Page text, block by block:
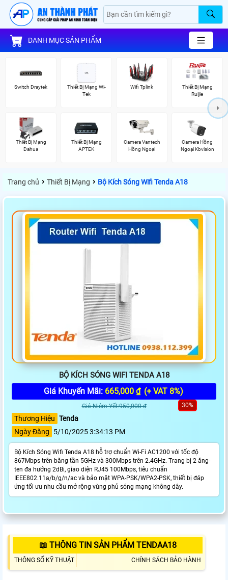
DANH MỤC SẢN PHẨM
Switch Draytek
Thiết Bị Mạng Wi-
Tek
Wifi Tplink
Thiết Bị Mạng
Ruijie
Thiết Bị Mạng
Dahua
Thiết Bị Mạng
APTEK
Camera Vantech
Hồng Ngoại
Camera Hồng
Ngoại Kbvision
Trang chủ › Thiết Bị Mạng › Bộ Kích Sóng Wifi Tenda A18
BỘ KÍCH SÓNG WIFI TENDA A18
Giá Khuyến Mãi: 665,000 ₫ (+ VAT 8%)
Giá Niêm Yết:950,000 ₫ 30%
Thương Hiệu Tenda
Ngày Đăng
5/10/2025 3:34:13 PM
Bộ Kích Sóng Wifi Tenda A18 hỗ trợ chuẩn Wi-Fi AC1200 với tốc độ
867Mbps trên băng tần 5GHz và 300Mbps trên 2.4GHz. Trang bị 2 ăng-
ten đa hướng 2dBi, giao diện RJ45 100Mbps, tiêu chuẩn
IEEE802.11a/b/g/n/ac và bảo mật WPA-PSK/WPA2-PSK, thiết bị đáp
ứng tối ưu nhu cầu mở rộng vùng phủ sóng mạng không dây.
📖 THÔNG TIN SẢN PHẨM TENDAA18
THÔNG SỐ KỸ THUẬT CHÍNH SÁCH BẢO HÀNH